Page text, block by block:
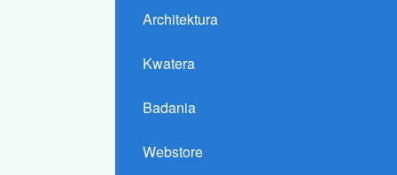
Architektura
Kwatera
Badania
Webstore